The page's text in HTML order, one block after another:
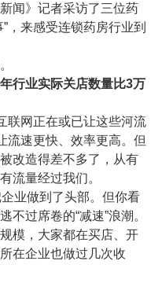
闻》记者采访了三位药
，来感受连锁药房行业到
行业实际关店数量比3万
联网正在或已让这些河流
流速更快、效率更高。但
改造得差不多了，从有
流量经过我们。
业做到了头部。但你看
不过席卷的“减速”浪潮。
模，大家都在买店、开
在企业也做过几次收